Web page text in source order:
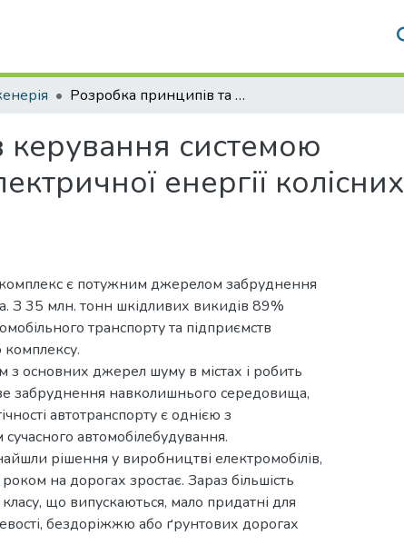
Розробка принципів та алгоритмів керування системою термостатування накопичувачів електричної енергії колісних машин
керування системою
енергії колісних
є потужним джерелом забруднення
З 35 млн. тонн шкідливих викидів 89%
транспорту та підприємств
з основних джерел шуму в містах і робить
забруднення навколишнього середовища,
автотранспорту є однією з
автомобілебудування.
рішення у виробництві електромобілів,
на дорогах зростає. Зараз більшість
класу, що випускаються, мало придатні для
бездоріжжю або ґрунтових дорогах